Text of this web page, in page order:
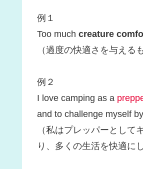
例１
Too much creature
（過度の快適さを与える
例２
I love camping as a
and to challenge myself
（私はプレッパーとし
り、多くの生活を快適に